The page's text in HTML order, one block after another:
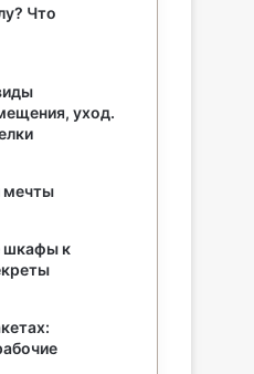
Что
уход.
мечты
шкафы к